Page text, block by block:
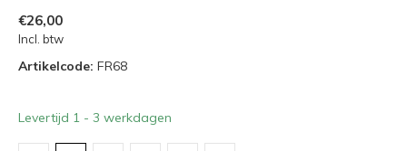
€26,00
Incl. btw
Artikelcode: FR68
Levertijd 1 - 3 werkdagen